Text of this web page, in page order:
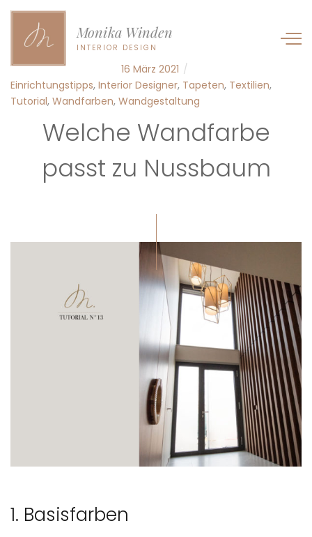
Monika Winden
INTERIOR DESIGN
16 März 2021
Einrichtungstipps, Interior Designer, Tapeten, Textilien,
Tutorial, Wandfarben, Wandgestaltung
Welche Wandfarbe
passt zu Nussbaum
1. Basisfarben